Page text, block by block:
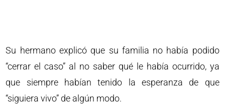
Su hermano explicó que su familia no había podido
“cerrar el caso” al no saber qué le había ocurrido, ya
que siempre habían tenido la esperanza de que
“siguiera vivo” de algún modo.